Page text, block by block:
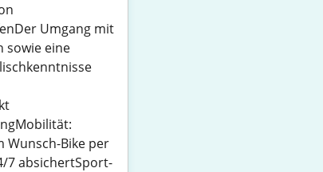
Umgang mit
sowie eine
Wunsch-Bike per
7 absichertSport-